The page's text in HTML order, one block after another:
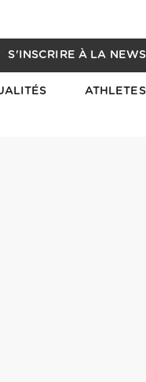
S'INSCRIRE À LA
ATHLETES